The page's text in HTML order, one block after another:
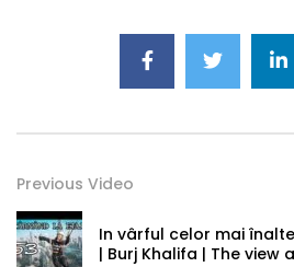
Previous Video
In vârful celor mai
| Burj Khalifa | The view